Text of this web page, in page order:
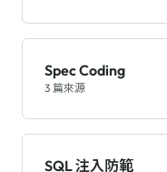
Spec Coding
3 篇來源
SQL 注入防範